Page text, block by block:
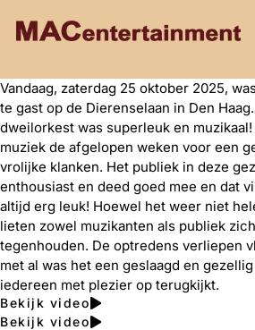
Vandaag, zaterdag 25 oktober 2025,
te gast op de Dierenselaan in Den
dweilorkest was superleuk en
muziek de afgelopen weken voor een
vrolijke klanken. Het publiek in deze
enthousiast en deed goed mee en dat
altijd erg leuk! Hoewel het weer niet
lieten zowel muzikanten als publiek
tegenhouden. De optredens verliepen
met al was het een geslaagd en
iedereen met plezier op terugkijkt.
Bekijk video
Bekijk video